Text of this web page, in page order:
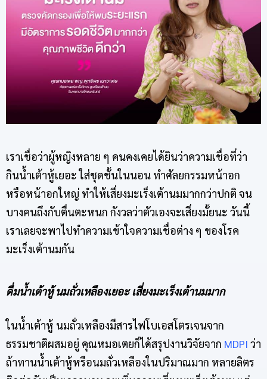
เราเชื่อว่าผู้หญิงหลาย ๆ คนคงเคยได้ยินว่าความเชื่อที่ว่า
กินน้ำเต้าหู้เยอะ ใส่ชุดชั้นในนอน ทำศัลยกรรมหน้าอก
หรือหน้าอกใหญ่ ทำให้เสี่ยงมะเร็งเต้านมมากกว่าปกติ จน
บางคนถึงกับตื่นตะหนก กังวลว่าตัวเองจะเสี่ยงมั้ยนะ วันนี้
เราเลยจะพาไปทำความเข้าใจความเชื่อต่าง ๆ ของโรค
มะเร็งเต้านมกัน
ดื่มน้ำเต้าหู้ นมถั่วเหลืองเยอะ เสี่ยงมะเร็งเต้านมมาก
ในน้ำเต้าหู้ นมถั่วเหลืองมีสารไฟโบเอสโตรเจนจาก
ธรรมชาติผสมอยู่ คุณหมอเตยก็ได้สรุปงานวิจัยจาก MDPI ว่า
ถ้าทานน้ำเต้าหู้หรือนมถั่วเหลืองในปริมาณมาก หลายลิตร